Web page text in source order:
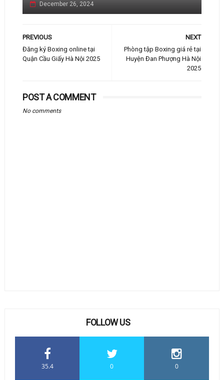
December 26, 2024
NEXT
Phòng tập Boxing giá rẻ tại
Huyện Đan Phượng Hà Nội
2025
PREVIOUS
Đăng ký Boxing online tại
Quận Cầu Giấy Hà Nội 2025
POST A COMMENT
No comments
FOLLOW US
35.4 0 0